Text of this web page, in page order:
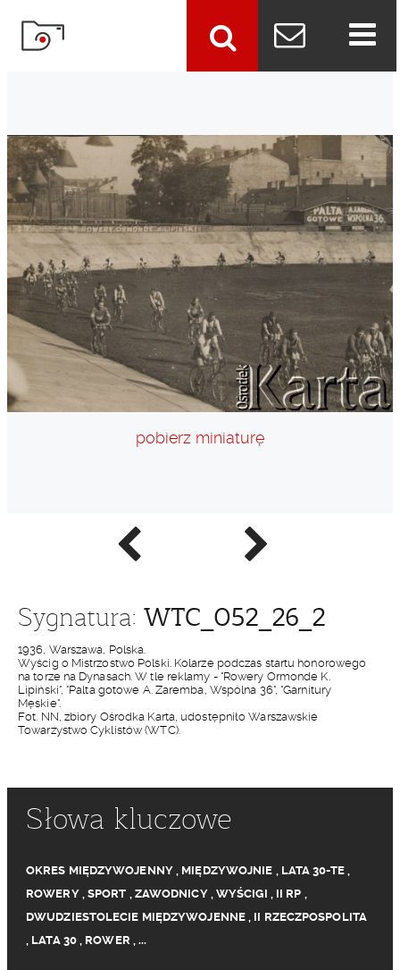
Poprzednie
zdjęcie
Następne
zdjęcie
pobierz miniaturę
Sygnatura: WTC_052_26_2
1936, Warszawa, Polska.
Wyścig o Mistrzostwo Polski. Kolarze podczas startu honorowego
na torze na Dynasach. W tle reklamy - "Rowery Ormonde K.
Lipiński", "Palta gotowe A. Zaremba, Wspólna 36", "Garnitury
Męskie".
Fot. NN, zbiory Ośrodka Karta, udostępniło Warszawskie
Towarzystwo Cyklistów (WTC).
Słowa kluczowe
OKRES MIĘDZYWOJENNY, MIĘDZYWOJNIE , LATA 30-TE,
ROWERY, SPORT , ZAWODNICY, WYŚCIGI , II RP ,
DWUDZIESTOLECIE MIĘDZYWOJENNE, II RZECZPOSPOLITA
, LATA 30, ROWER,...